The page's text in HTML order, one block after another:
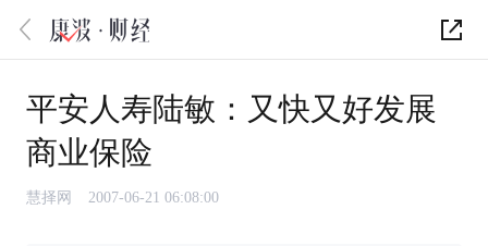
平安人寿陆敏：又快又好发展
商业保险
慧择网 2007-06-21 06:08:00